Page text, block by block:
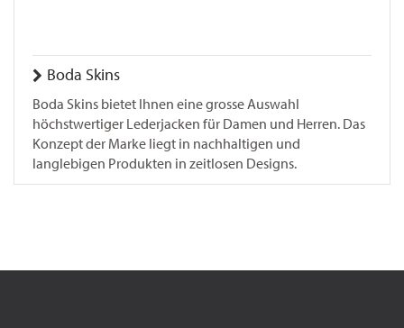
Boda Skins
Boda Skins bietet Ihnen eine grosse Auswahl
höchstwertiger Lederjacken für Damen und Herren. Das
Konzept der Marke liegt in nachhaltigen und
langlebigen Produkten in zeitlosen Designs.